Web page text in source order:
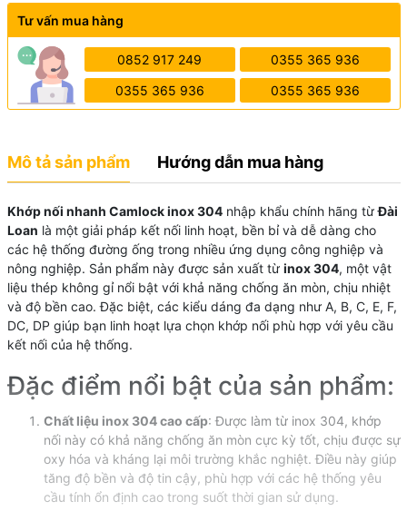
Tư vấn mua hàng
0852 917 249 0355 365 936
0355 365 936 0355 365 936
Mô tả sản phẩm Hướng dẫn mua hàng
Khớp nối nhanh Camlock inox 304nhập khẩu chính hãng từĐài
Loan là một giải pháp kết nối linh hoạt, bền bỉ và dễ dàng cho
các hệ thống đường ống trong nhiều ứng dụng công nghiệp và
nông nghiệp. Sản phẩm này được sản xuất từ inox 304, một vật
liệu thép không gỉ nổi bật với khả năng chống ăn mòn, chịu nhiệt
và độ bền cao. Đặc biệt, các kiểu dáng đa dạng như A, B, C, E, F,
DC, DP giúp bạn linh hoạt lựa chọn khớp nối phù hợp với yêu cầu
kết nối của hệ thống.
Đặc điểm nổi bật của sản phẩm:
Chất liệu inox 304 cao cấp: Được làm từ inox 304, khớp
nối này có khả năng chống ăn mòn cực kỳ tốt, chịu được sự
oxy hóa và kháng lại môi trường khắc nghiệt. Điều này giúp
tăng độ bền và độ tin cậy, phù hợp với các hệ thống yêu
cầu tính ổn định cao trong suốt thời gian sử dụng.